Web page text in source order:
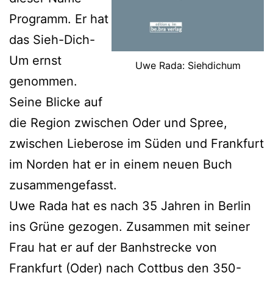
Uwe Rada: Siehdichum
Programm. Er hat
das Sieh-Dich-
Um ernst
genommen.
Seine Blicke auf
die Region zwischen Oder und Spree,
zwischen Lieberose im Süden und Frankfurt
im Norden hat er in einem neuen Buch
zusammengefasst.
Uwe Rada hat es nach 35 Jahren in Berlin
ins Grüne gezogen. Zusammen mit seiner
Frau hat er auf der Banhstrecke von
Frankfurt (Oder) nach Cottbus den 350-